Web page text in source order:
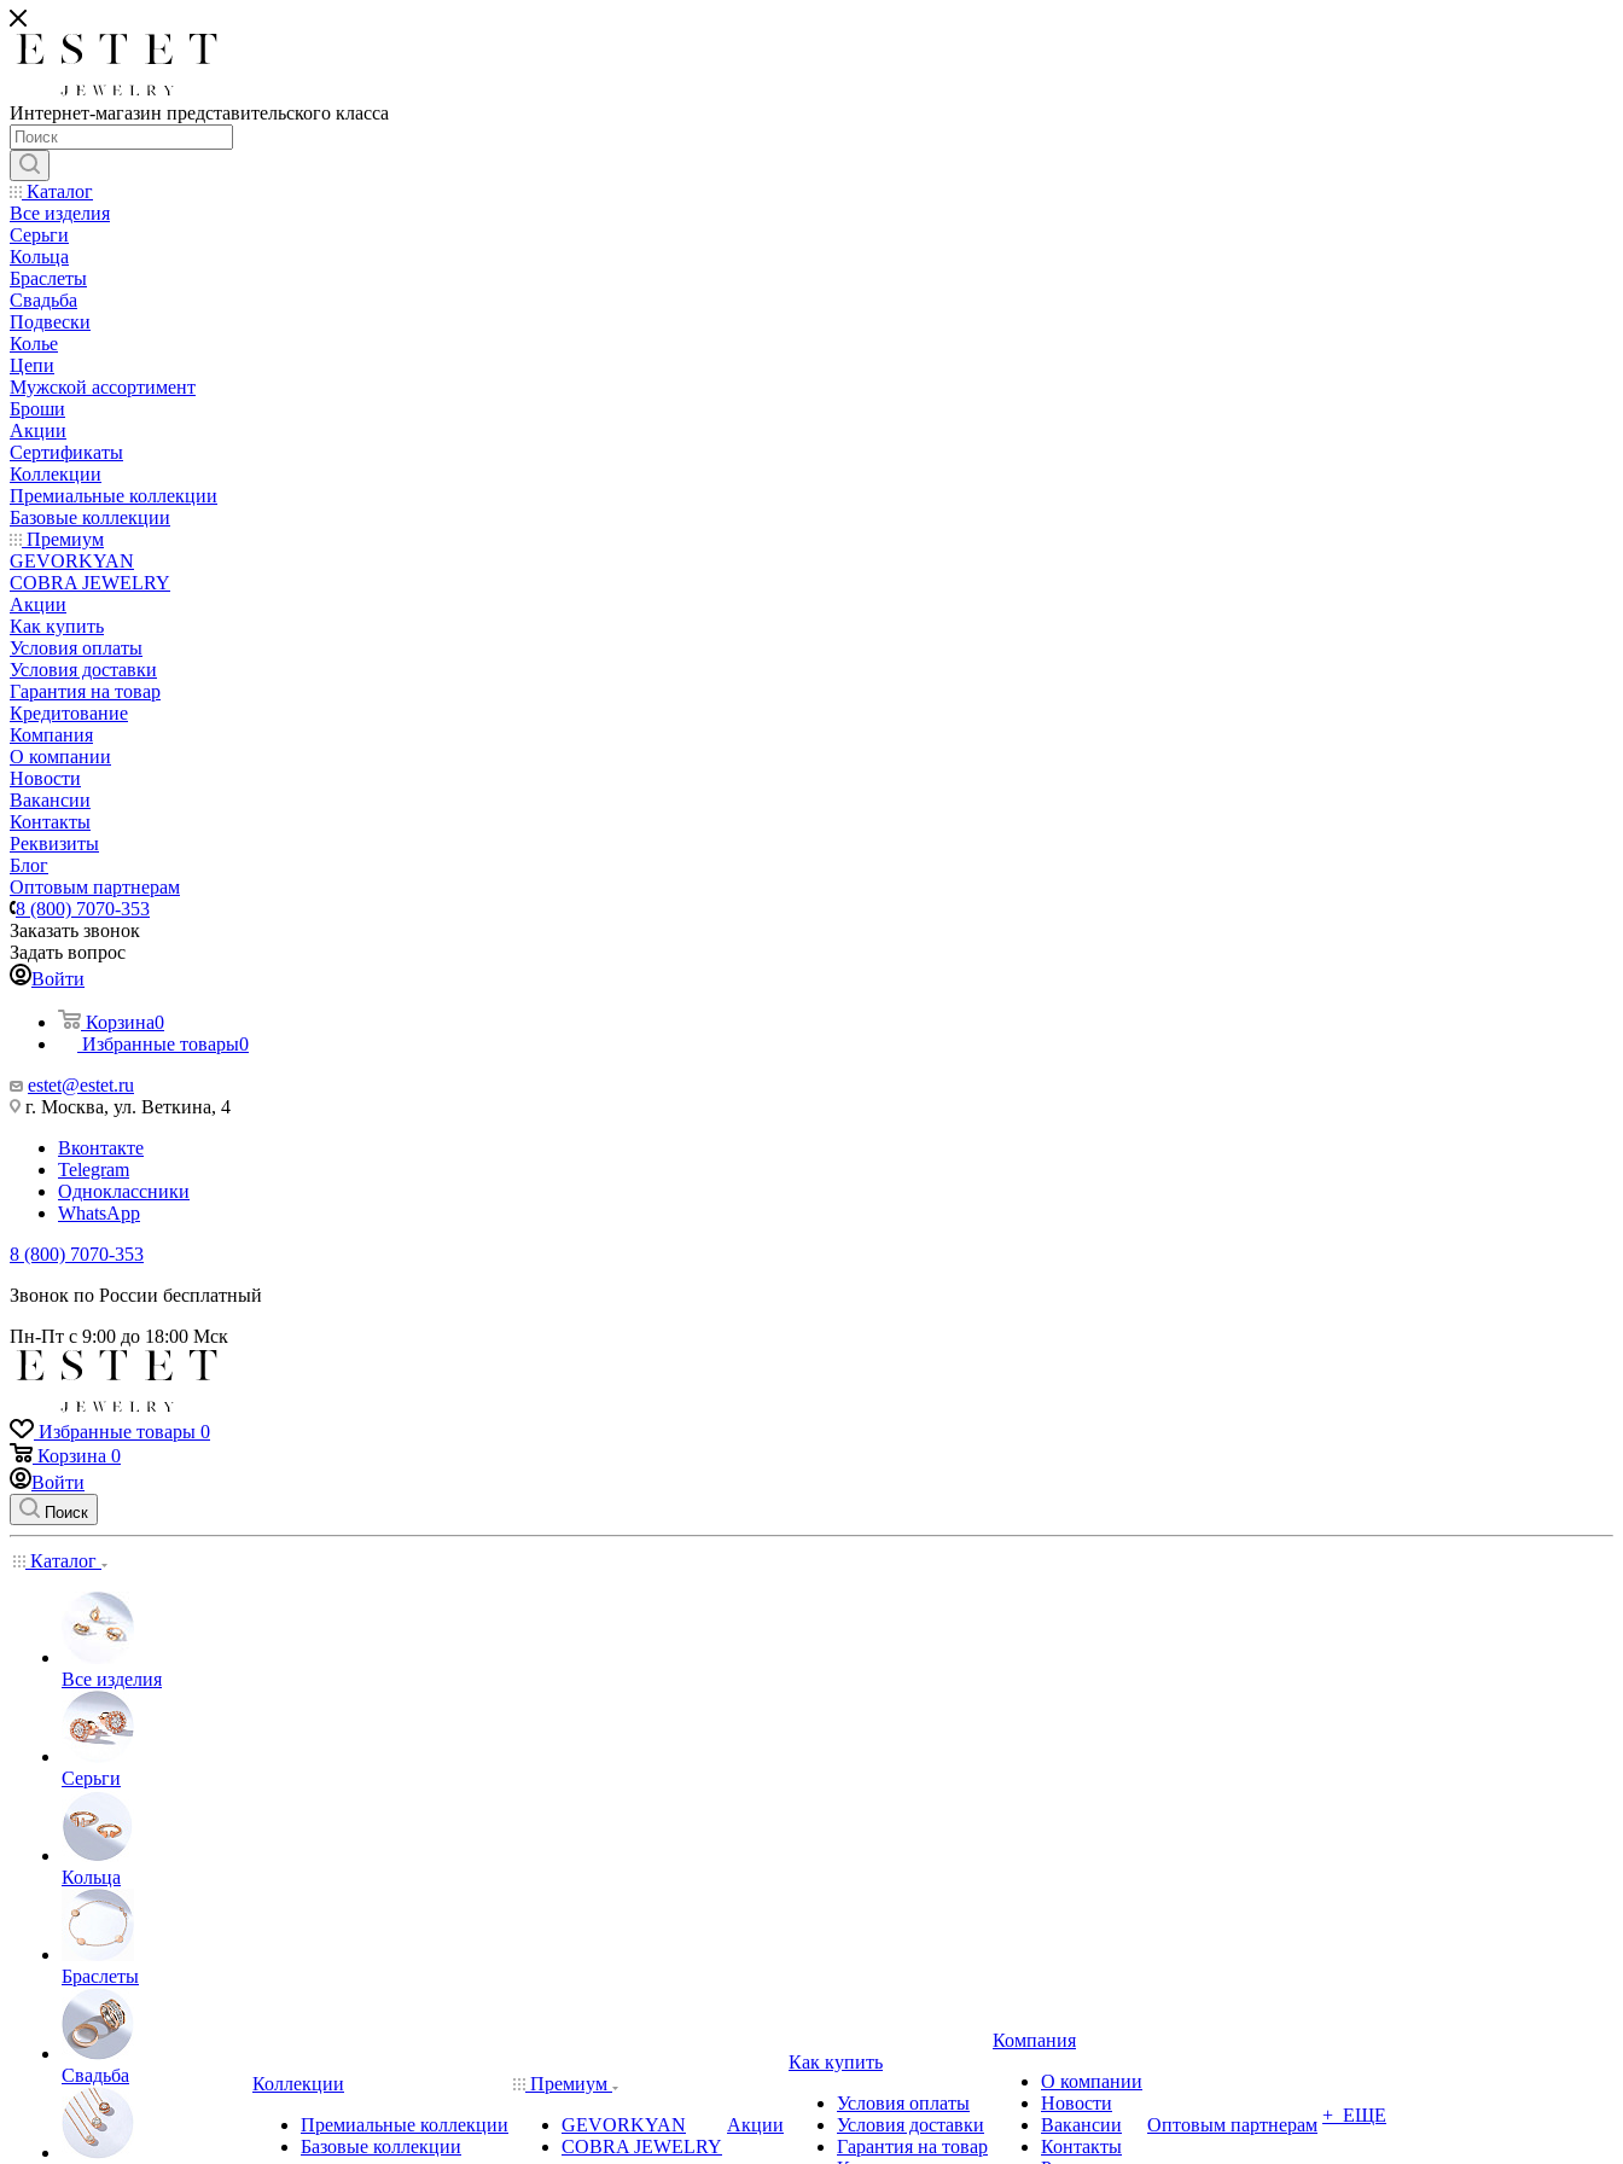
Интернет-магазин представительского класса
Каталог
Все изделия
Серьги
Кольца
Браслеты
Свадьба
Подвески
Колье
Цепи
Мужской ассортимент
Броши
Акции
Сертификаты
Коллекции
Премиальные коллекции
Базовые коллекции
Премиум
GEVORKYAN
COBRA JEWELRY
Акции
Как купить
Условия оплаты
Условия доставки
Гарантия на товар
Кредитование
Компания
О компании
Новости
Вакансии
Контакты
Реквизиты
Блог
Оптовым партнерам
8 (800) 7070-353
Заказать звонок
Задать вопрос
Войти
Корзина0
Избранные товары0
estet@estet.ru
г. Москва, ул. Веткина, 4
Вконтакте
Telegram
Одноклассники
WhatsApp
8 (800) 7070-353
Звонок по России бесплатный
Пн-Пт с 9:00 до 18:00 Мск
Избранные товары 0
Корзина 0
Войти
Поиск
Каталог
Все изделия
Серьги
Кольца
Браслеты
Свадьба
Коллекции
Премиальные коллекции
Базовые коллекции
Премиум
GEVORKYAN
COBRA JEWELRY
Акции
Как купить
Условия оплаты
Условия доставки
Гарантия на товар
Компания
О компании
Новости
Вакансии
Контакты
Оптовым партнерам + ЕЩЕ